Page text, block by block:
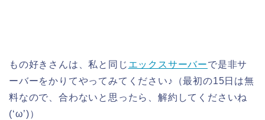
もの好きさんは、私と同じ エックスサーバーで是非サ
ーバーをかりてやってみてください♪（最初の15日は無
料なので、合わないと思ったら、解約してくださいね
(‘ω’)）